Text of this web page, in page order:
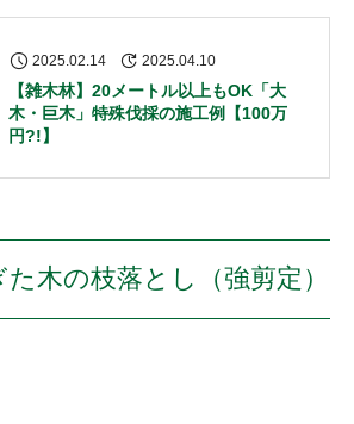
2025.02.14 2025.04.10
【雑木林】20メートル以上もOK「大
木・巨木」特殊伐採の施工例【100万
円?!】
木の枝落とし（強剪定）